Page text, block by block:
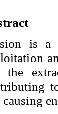
is a
the
causing